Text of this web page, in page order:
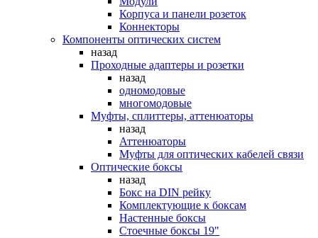
Корпуса и панели розеток
Коннекторы
Компоненты оптических систем
назад
Проходные адаптеры и розетки
назад
одномодовые
многомодовые
Муфты, сплиттеры, аттенюаторы
назад
Аттенюаторы
Муфты для оптических кабелей связи
Оптические боксы
назад
Бокс на DIN рейку
Комплектующие к боксам
Настенные боксы
Стоечные боксы 19"